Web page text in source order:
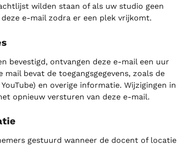
wilden staan of als uw studio geen
e-mail zodra er een plek vrijkomt.
bevestigd, ontvangen deze e-mail een uur
mail bevat de toegangsgegevens, zoals de
en overige informatie. Wijzigingen in
opnieuw versturen van deze e-mail.
gestuurd wanneer de docent of locatie